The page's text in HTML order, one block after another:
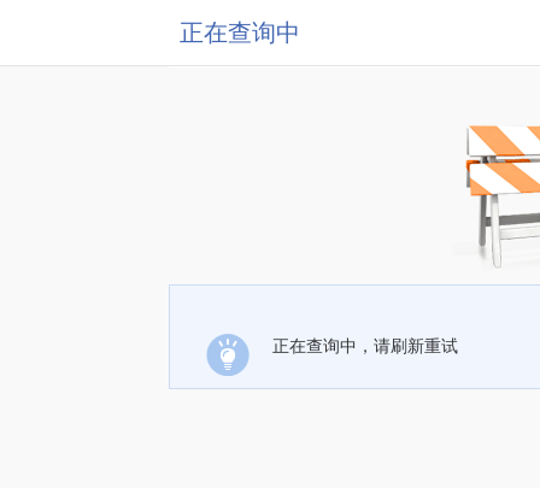
正在查询中
正在查询中，请刷新重试